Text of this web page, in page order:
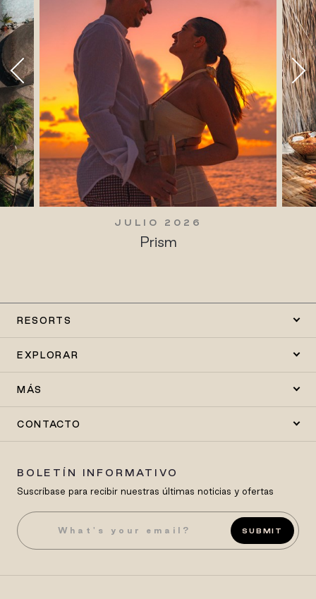
JULIO 2026
Prism
RESORTS
EXPLORAR
MÁS
CONTACTO
BOLETÍN INFORMATIVO
Suscríbase para recibir nuestras últimas noticias y ofertas
SUBMIT